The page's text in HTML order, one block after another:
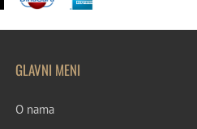
GLAVNI MENI
O nama